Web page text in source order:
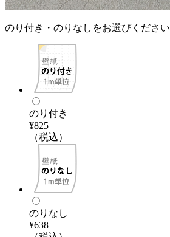
のり付き・のりなしをお選びください
のり付き
¥825
（税込）
のりなし
¥638